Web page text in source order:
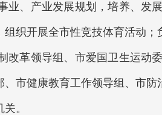
、产业发展规划，培养、发
织开展全市性竞技体育活动；
革领导组、市爱国卫生运动
市健康教育工作领导组、市防
。